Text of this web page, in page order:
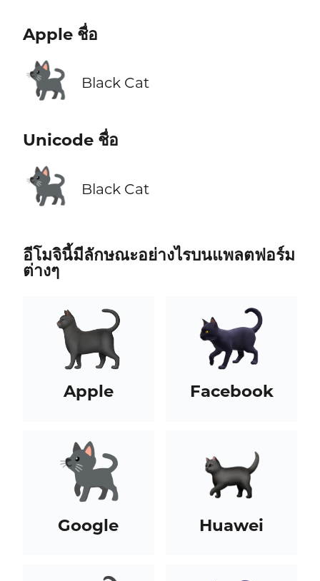
Apple ชื่อ
🐈‍⬛ Black Cat
Unicode ชื่อ
🐈‍⬛ Black Cat
อีโมจินี้มีลักษณะอย่างไรบนแพลตฟอร์ม
ต่างๆ
Apple Facebook
Google Huawei